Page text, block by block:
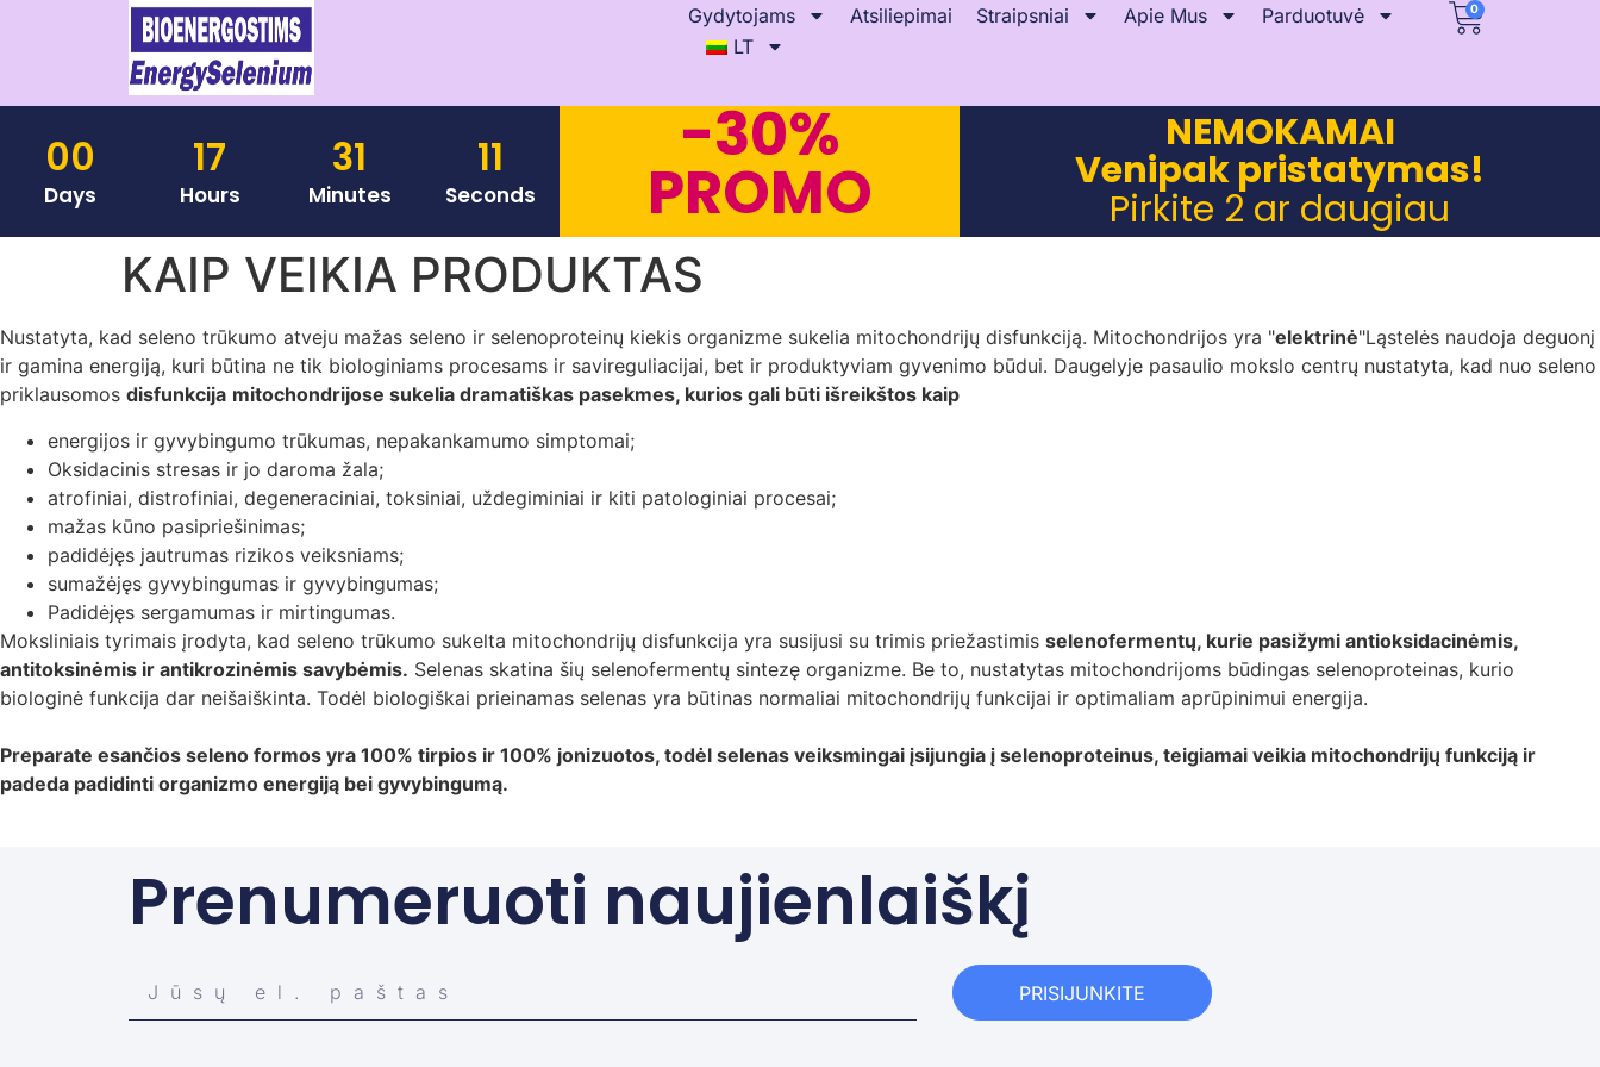
Gydytojams Atsiliepimai Straipsniai Apie Mus
Parduotuvė
LT
0
00
Days
17
Hours
31
Minutes
11
Seconds
-30%
PROMO
NEMOKAMAI
Venipak pristatymas!
Pirkite 2 ar daugiau
KAIP VEIKIA PRODUKTAS
Nustatyta, kad seleno trūkumo atveju mažas seleno ir selenoproteinų kiekis organizme sukelia mitochondrijų disfunkciją. Mitochondrijos yra "elektrinė"Ląstelės naudoja deguonį
ir gamina energiją, kuri būtina ne tik biologiniams procesams ir savireguliacijai, bet ir produktyviam gyvenimo būdui. Daugelyje pasaulio mokslo centrų nustatyta, kad nuo seleno
priklausomos disfunkcija mitochondrijose sukelia dramatiškas pasekmes, kurios gali būti išreikštos kaip
energijos ir gyvybingumo trūkumas, nepakankamumo simptomai;
Oksidacinis stresas ir jo daroma žala;
atrofiniai, distrofiniai, degeneraciniai, toksiniai, uždegiminiai ir kiti patologiniai procesai;
mažas kūno pasipriešinimas;
padidėjęs jautrumas rizikos veiksniams;
sumažėjęs gyvybingumas ir gyvybingumas;
Padidėjęs sergamumas ir mirtingumas.
Moksliniais tyrimais įrodyta, kad seleno trūkumo sukelta mitochondrijų disfunkcija yra susijusi su trimis priežastimis selenofermentų, kurie pasižymi antioksidacinėmis,
antitoksinėmis ir antikrozinėmis savybėmis. Selenas skatina šių selenofermentų sintezę organizme. Be to, nustatytas mitochondrijoms būdingas selenoproteinas, kurio
biologinė funkcija dar neišaiškinta. Todėl biologiškai prieinamas selenas yra būtinas normaliai mitochondrijų funkcijai ir optimaliam aprūpinimui energija.
Preparate esančios seleno formos yra 100% tirpios ir 100% jonizuotos, todėl selenas veiksmingai įsijungia į selenoproteinus, teigiamai veikia mitochondrijų funkciją ir
padeda padidinti organizmo energiją bei gyvybingumą.
Prenumeruoti naujienlaiškį
PRISIJUNKITE